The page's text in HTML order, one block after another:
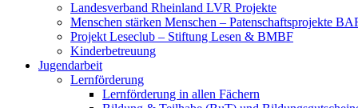
Landesverband Rheinland LVR Projekte
Menschen stärken Menschen – Patenschaftsprojekte
Projekt Leseclub – Stiftung Lesen & BMBF
Kinderbetreuung
Jugendarbeit
Lernförderung
Lernförderung in allen Fächern